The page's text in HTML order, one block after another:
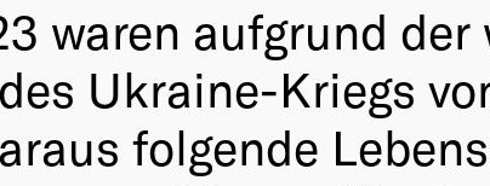
waren aufgrund
Ukraine-Kriegs
folgende